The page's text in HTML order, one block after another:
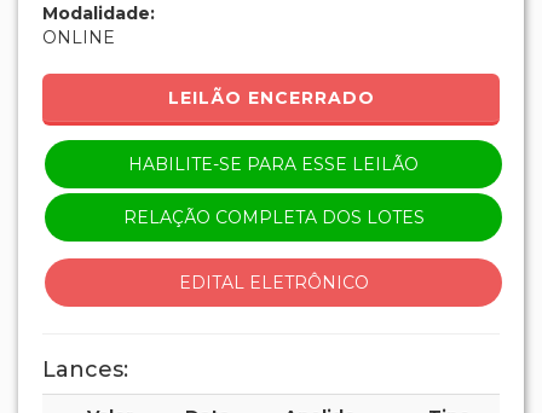
Modalidade:
ONLINE
LEILÃO ENCERRADO
HABILITE-SE PARA ESSE LEILÃO
RELAÇÃO COMPLETA DOS LOTES
EDITAL ELETRÔNICO
Lances: